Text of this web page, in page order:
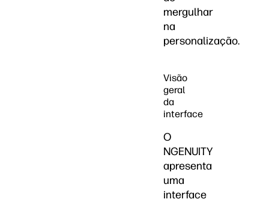
mergulhar
na
personalização.
Visão
geral
da
interface
O
NGENUITY
apresenta
uma
interface